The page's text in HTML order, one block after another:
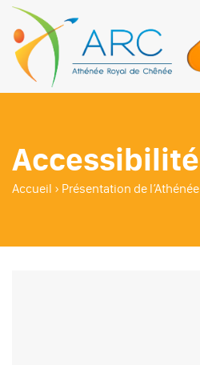
Accessibilité
Accueil › Présentation de l’Athénée